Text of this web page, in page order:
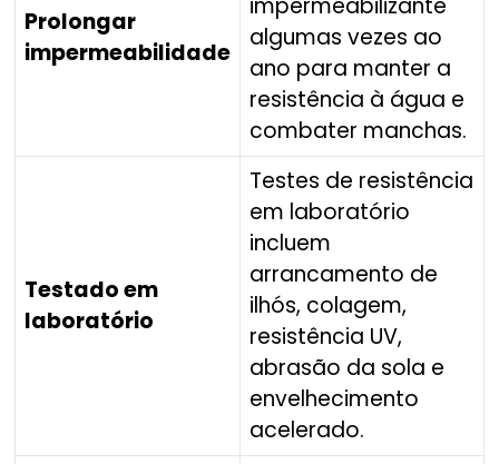
Prolongar
impermeabilidade
impermeabilizante
algumas vezes ao
ano para manter a
resistência à água e
combater manchas.
Testado em
laboratório
Testes de resistência
em laboratório
incluem
arrancamento de
ilhós, colagem,
resistência UV,
abrasão da sola e
envelhecimento
acelerado.